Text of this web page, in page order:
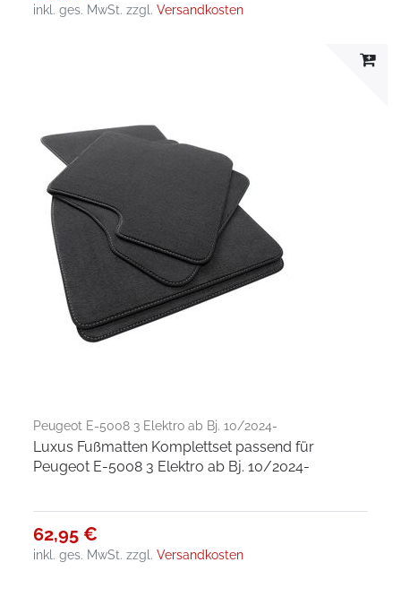
inkl. ges. MwSt. zzgl.Versandkosten
Peugeot E-5008 3 Elektro ab Bj. 10/2024-
Luxus Fußmatten Komplettset passend für
Peugeot E-5008 3 Elektro ab Bj. 10/2024-
62,95 €
inkl. ges. MwSt. zzgl.Versandkosten